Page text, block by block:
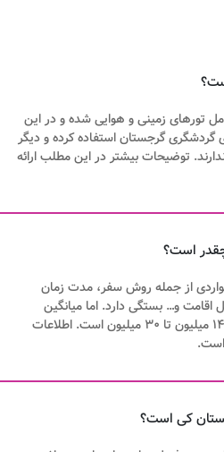
تورهای زمینی و هوایی شده و در این
گردشگری گرجستان استفاده کرده و دیگر
توضیحات بیشتر در این مطلب ارائه
از جمله روش سفر، مدت زمان
و… بستگی دارد. اما میانگین
هزینه تور سفر به گرجستان از ۱۴ میلیون تا ۳۰ میلیون است. اطلاعات
است.